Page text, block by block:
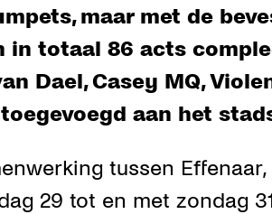
maar met de
totaal 86 acts
Dael, Casey MQ,
aan het
tussen
29 tot en met zondag